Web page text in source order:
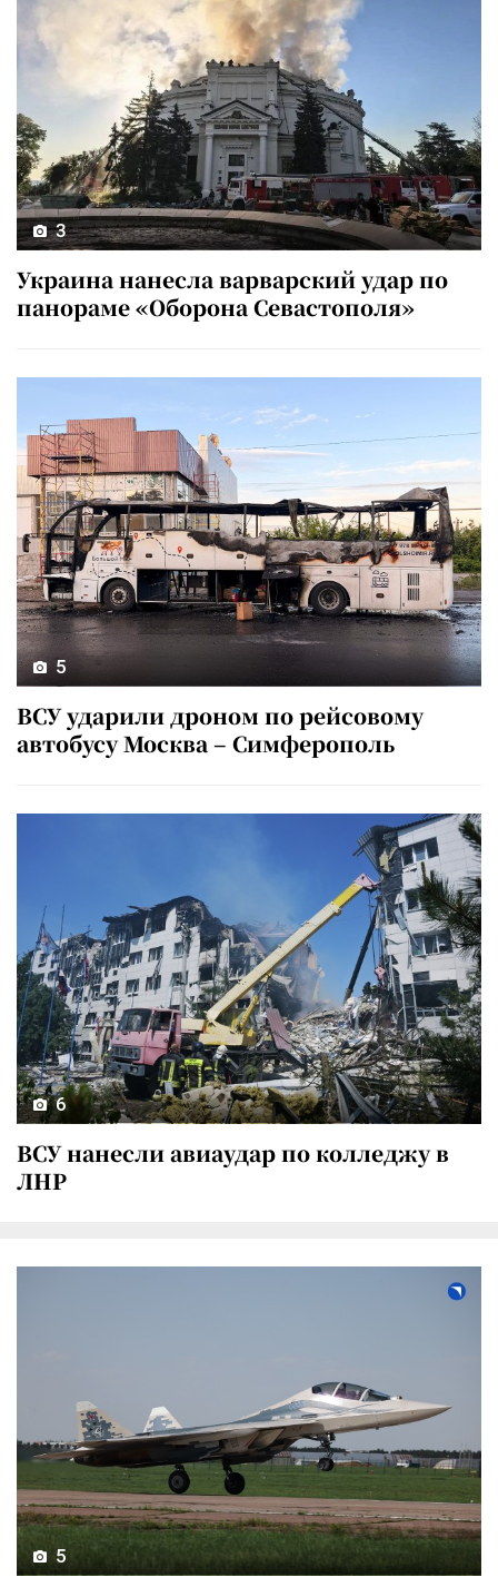
3
Украина нанесла варварский удар по
панораме «Оборона Севастополя»
5
ВСУ ударили дроном по рейсовому
автобусу Москва – Симферополь
6
ВСУ нанесли авиаудар по колледжу в
ЛНР
5